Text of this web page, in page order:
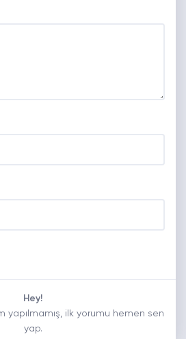
Hey!
yapılmamış, ilk yorumu hemen sen
yap.